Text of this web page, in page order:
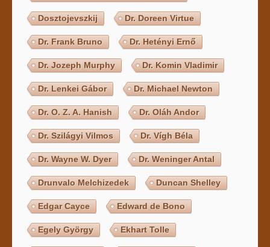
Dosztojevszkij Dr. Doreen Virtue
Dr. Frank Bruno Dr. Hetényi Ernő
Dr. Jozeph Murphy Dr. Komin Vladimir
Dr. Lenkei Gábor Dr. Michael Newton
Dr. O. Z. A. Hanish Dr. Oláh Andor
Dr. Szilágyi Vilmos Dr. Vígh Béla
Dr. Wayne W. Dyer Dr. Weninger Antal
Drunvalo Melchizedek Duncan Shelley
Edgar Cayce Edward de Bono
Egely György Ekhart Tolle